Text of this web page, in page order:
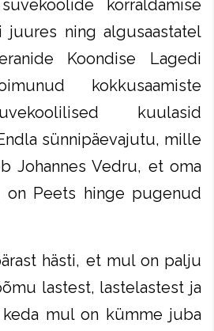
korraldamise
juures ning algusaastatel
Koondise Lagedi
kokkusaamiste
kuulasid
sünnipäevajutu, mille
Johannes Vedru, et oma
on Peets hinge pugenud
hästi, et mul on palju
lastest, lastelastest ja
keda mul on kümme juba